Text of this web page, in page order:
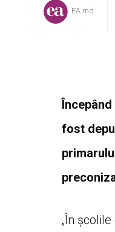
EA.md
fost
„În